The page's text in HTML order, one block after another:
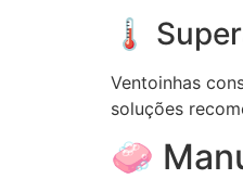
🌡️
Ventoinhas
soluções
🧼